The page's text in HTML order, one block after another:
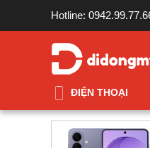
Hotline:
ĐIỆN THOẠI